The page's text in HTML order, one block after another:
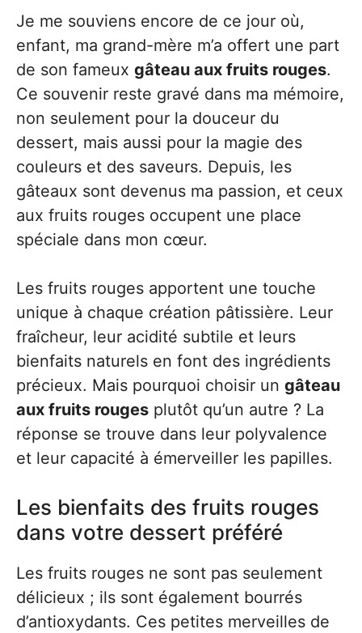
Je me souviens encore de ce jour où,
enfant, ma grand-mère m’a offert une part
de son fameux gâteau aux fruits rouges.
Ce souvenir reste gravé dans ma mémoire,
non seulement pour la douceur du
dessert, mais aussi pour la magie des
couleurs et des saveurs. Depuis, les
gâteaux sont devenus ma passion, et ceux
aux fruits rouges occupent une place
spéciale dans mon cœur.
Les fruits rouges apportent une touche
unique à chaque création pâtissière. Leur
fraîcheur, leur acidité subtile et leurs
bienfaits naturels en font des ingrédients
précieux. Mais pourquoi choisir un gâteau
aux fruits rouges plutôt qu’un autre ? La
réponse se trouve dans leur polyvalence
et leur capacité à émerveiller les papilles.
Les bienfaits des fruits rouges
dans votre dessert préféré
Les fruits rouges ne sont pas seulement
délicieux ; ils sont également bourrés
d’antioxydants. Ces petites merveilles de